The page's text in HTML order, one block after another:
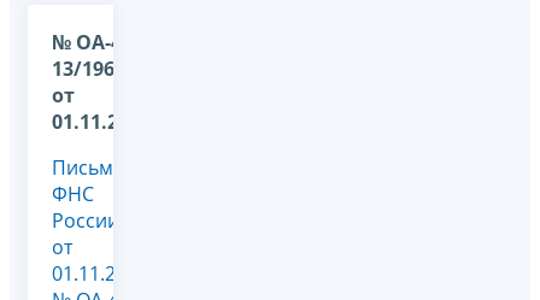
№ ОА-4-
13/19652@
от
01.11.2013
Письмо
ФНС
России
от
01.11.2013